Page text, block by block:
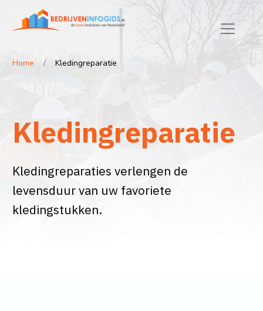
Home Kledingreparatie
Kledingreparatie
Kledingreparaties verlengen de
levensduur van uw favoriete
kledingstukken.